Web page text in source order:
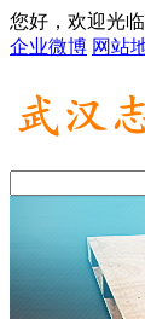
您好，欢迎光
企业微博 网站